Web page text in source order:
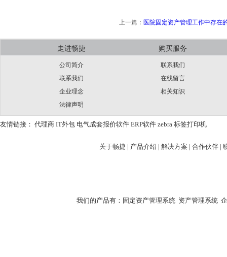
上一篇： 医院固定资产管理工作中存在
走进畅捷
公司简介
联系我们
企业理念
法律声明
购买服务
联系我们
在线留言
相关知识
友情链接： 代理商 IT外包 电气成套报价软件 ERP软件 zebra 标签打印机
关于畅捷 | 产品介绍 | 解决方案 | 合作伙伴 |
我们的产品有： 固定资产管理系统 资产管理系统